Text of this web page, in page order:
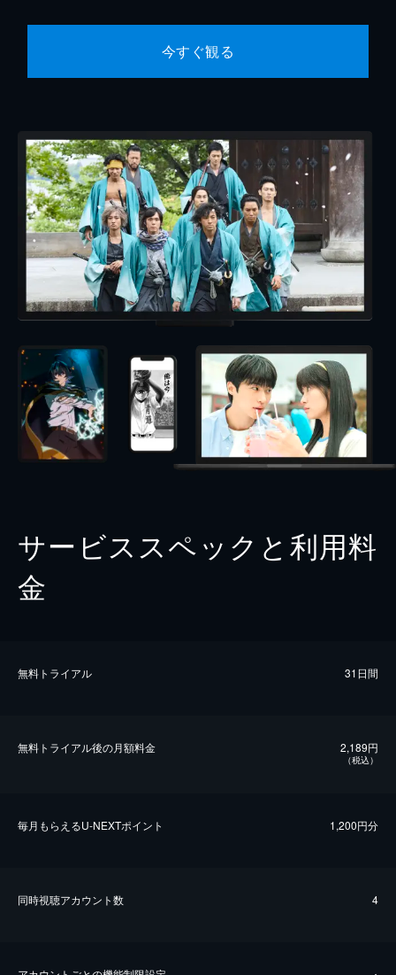
今すぐ観る
サービススペックと利用料
金
無料トライアル 31日間
無料トライアル後の⽉額料金 2,189円
（税込）
毎⽉もらえるU-NEXTポイント 1,200円分
同時視聴アカウント数 4